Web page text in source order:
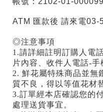
ATM 匯款後 請來電03-
◎注意事項
1.請詳細註明訂購人電
片內容、收件人電話-手
2. 鮮花屬特殊商品並無
質不良，得以等值花材
3.訂單經本店確認您的
處理送貨事宜。